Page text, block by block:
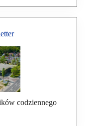
codziennego